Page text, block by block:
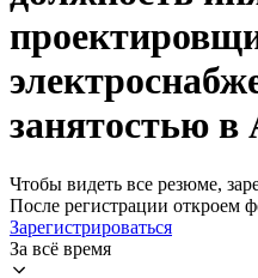
занятостью в
Чтобы видеть все резюме,
После регистрации откроем
Зарегистрироваться
За всё время